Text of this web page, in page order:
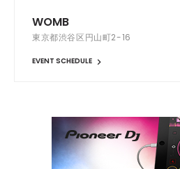
WOMB
東京都渋谷区円山町2-16
EVENT SCHEDULE